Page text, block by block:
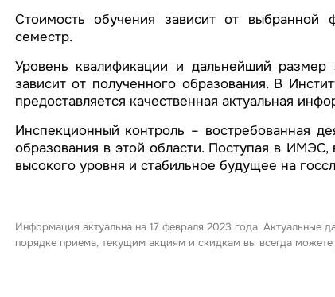
Стоимость обучения зависит от
семестр.
Уровень квалификации и дальнейший размер
зависит от полученного образования. В
предоставляется качественная актуальная
Инспекционный контроль – востребованная
образования в этой области. Поступая в
высокого уровня и стабильное будущее на
Информация актуальна на 17 февраля 2023 года. Актуальные
порядке приема, текущим акциям и скидкам вы всегда